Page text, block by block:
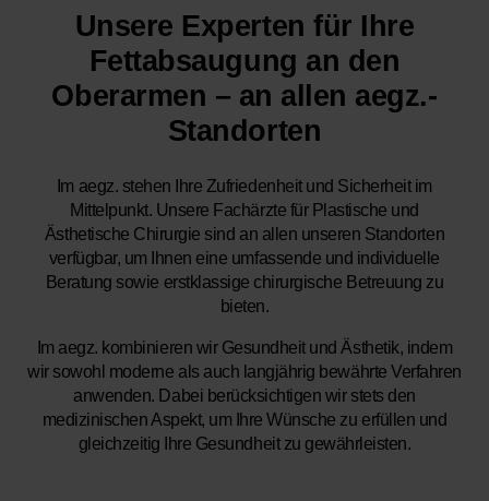
Unsere Experten für Ihre
Fettabsaugung an den
Oberarmen – an allen aegz.-
Standorten
Im aegz. stehen Ihre Zufriedenheit und Sicherheit im
Mittelpunkt. Unsere Fachärzte für Plastische und
Ästhetische Chirurgie sind an allen unseren Standorten
verfügbar, um Ihnen eine umfassende und individuelle
Beratung sowie erstklassige chirurgische Betreuung zu
bieten.
Im aegz. kombinieren wir Gesundheit und Ästhetik, indem
wir sowohl moderne als auch langjährig bewährte Verfahren
anwenden. Dabei berücksichtigen wir stets den
medizinischen Aspekt, um Ihre Wünsche zu erfüllen und
gleichzeitig Ihre Gesundheit zu gewährleisten.